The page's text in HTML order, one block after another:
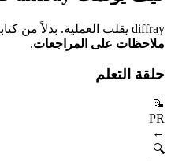
diffray يقلب العملية. بدلاً من كتابة القواعد يدوياً،
ملاحظات على المراجعات.
حلقة التعلم
📝
PR
←
🔍